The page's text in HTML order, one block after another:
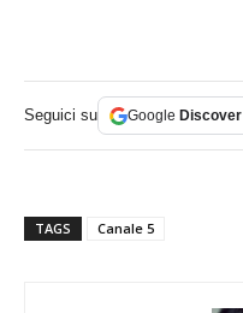
Seguici su Google Discover
TAGS Canale 5